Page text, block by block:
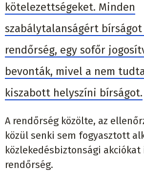
kötelezettségeket. Minden
szabálytalanságért
rendőrség, egy sofőr
bevonták, mivel a nem
kiszabott helyszíni bírságot.
A rendőrség közölte, az
közül senki sem fogyasztott
közlekedésbiztonsági akciókat
rendőrség.